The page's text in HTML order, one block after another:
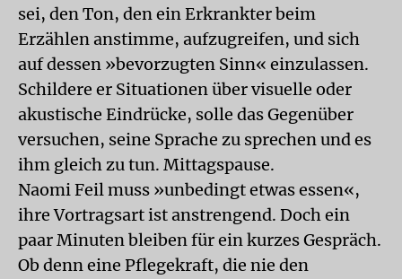
sei, den Ton, den ein Erkrankter beim
Erzählen anstimme, aufzugreifen, und sich
auf dessen »bevorzugten Sinn« einzulassen.
Schildere er Situationen über visuelle oder
akustische Eindrücke, solle das Gegenüber
versuchen, seine Sprache zu sprechen und es
ihm gleich zu tun. Mittagspause.
Naomi Feil muss »unbedingt etwas essen«,
ihre Vortragsart ist anstrengend. Doch ein
paar Minuten bleiben für ein kurzes Gespräch.
Ob denn eine Pflegekraft, die nie den